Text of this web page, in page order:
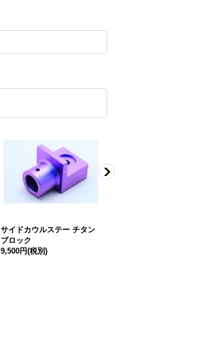
サイドカウルステー チタン
ブロック
9,500円(税別)